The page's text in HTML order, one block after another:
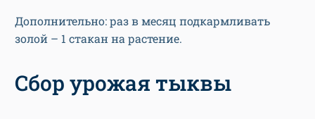
Дополнительно: раз в месяц подкармливать
золой – 1 стакан на растение.
Сбор урожая тыквы